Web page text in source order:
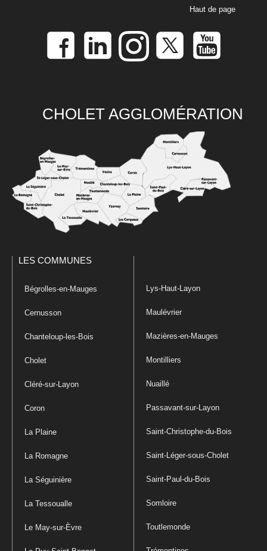
Haut de page
CHOLET AGGLOMÉRATION
LES COMMUNES
Bégrolles-en-Mauges
Cernusson
Chanteloup-les-Bois
Cholet
Cléré-sur-Layon
Coron
La Plaine
La Romagne
La Séguinière
La Tessoualle
Le May-sur-Èvre
Lys-Haut-Layon
Maulévrier
Mazières-en-Mauges
Montilliers
Nuaillé
Passavant-sur-Layon
Saint-Christophe-du-Bois
Saint-Léger-sous-Cholet
Saint-Paul-du-Bois
Somloire
Toutlemonde